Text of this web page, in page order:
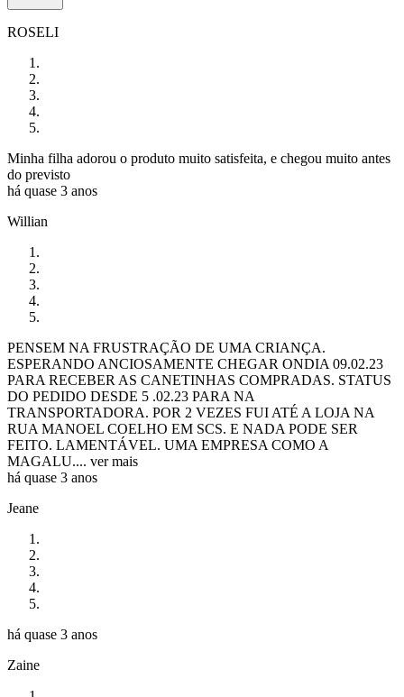
ROSELI
Minha filha adorou o produto muito satisfeita, e chegou muito antes
do previsto
há quase 3 anos
Willian
PENSEM NA FRUSTRAÇÃO DE UMA CRIANÇA.
ESPERANDO ANCIOSAMENTE CHEGAR ONDIA 09.02.23
PARA RECEBER AS CANETINHAS COMPRADAS. STATUS
DO PEDIDO DESDE 5 .02.23 PARA NA
TRANSPORTADORA. POR 2 VEZES FUI ATÉ A LOJA NA
RUA MANOEL COELHO EM SCS. E NADA PODE SER
FEITO. LAMENTÁVEL. UMA EMPRESA COMO A
MAGALU.... ver mais
há quase 3 anos
Jeane
há quase 3 anos
Zaine